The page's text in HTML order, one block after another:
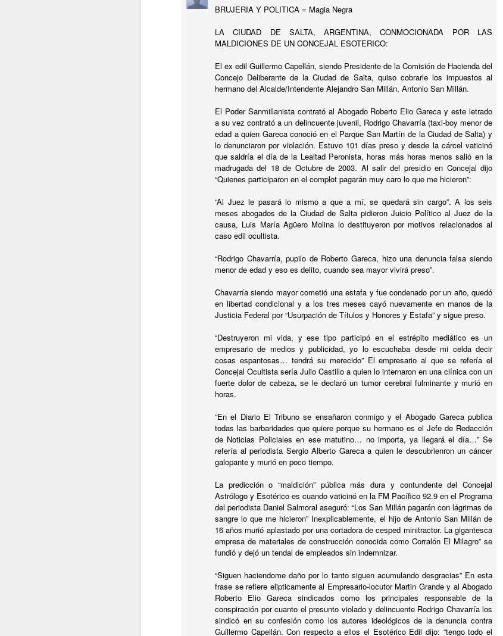
BRUJERIA Y POLITICA = Magia Negra
LA CIUDAD DE SALTA, ARGENTINA, CONMOCIONADA POR LAS
MALDICIONES DE UN CONCEJAL ESOTERICO:
El ex edil Guillermo Capellán, siendo Presidente de la Comisión de Hacienda del
Concejo Deliberante de la Ciudad de Salta, quiso cobrarle los impuestos al
hermano del Alcalde/Intendente Alejandro San Millán, Antonio San Millán.
El Poder Sanmillanista contrató al Abogado Roberto Elio Gareca y este letrado
a su vez contrató a un delincuente juvenil, Rodrigo Chavarría (taxi-boy menor de
edad a quien Gareca conoció en el Parque San Martín de la Ciudad de Salta) y
lo denunciaron por violación. Estuvo 101 días preso y desde la cárcel vaticinó
que saldría el día de la Lealtad Peronista, horas más horas menos salió en la
madrugada del 18 de Octubre de 2003. Al salir del presidio en Concejal dijo
“Quienes participaron en el complot pagarán muy caro lo que me hicieron”:
“Al Juez le pasará lo mismo a que a mí, se quedará sin cargo”. A los seis
meses abogados de la Ciudad de Salta pidieron Juicio Político al Juez de la
causa, Luis María Agüero Molina lo destituyeron por motivos relacionados al
caso edil ocultista.
“Rodrigo Chavarría, pupilo de Roberto Gareca, hizo una denuncia falsa siendo
menor de edad y eso es delito, cuando sea mayor vivirá preso”.
Chavarría siendo mayor cometió una estafa y fue condenado por un año, quedó
en libertad condicional y a los tres meses cayó nuevamente en manos de la
Justicia Federal por “Usurpación de Títulos y Honores y Estafa” y sigue preso.
“Destruyeron mi vida, y ese tipo participó en el estrépito mediático es un
empresario de medios y publicidad, yo lo escuchaba desde mi celda decir
cosas espantosas… tendrá su merecido” El empresario al que se refería el
Concejal Ocultista sería Julio Castillo a quien lo internaron en una clínica con un
fuerte dolor de cabeza, se le declaró un tumor cerebral fulminante y murió en
horas.
“En el Diario El Tribuno se ensañaron conmigo y el Abogado Gareca publica
todas las barbaridades que quiere porque su hermano es el Jefe de Redacción
de Noticias Policiales en ese matutino… no importa, ya llegará el día…” Se
refería al periodista Sergio Alberto Gareca a quien le descubrienron un cáncer
galopante y murió en poco tiempo.
La predicción o “maldición” pública más dura y contundente del Concejal
Astrólogo y Esotérico es cuando vaticinó en la FM Pacífico 92.9 en el Programa
del periodista Daniel Salmoral aseguró: “Los San Millán pagarán con lágrimas de
sangre lo que me hicieron” Inexplicablemente, el hijo de Antonio San Millán de
16 años murió aplastado por una cortadora de cesped minitractor. La gigantesca
empresa de materiales de construcción conocida como Corralón El Milagro” se
fundió y dejó un tendal de empleados sin indemnizar.
“Siguen haciendome daño por lo tanto siguen acumulando desgracias” En esta
frase se refiere elipticamente al Empresario-locutor Martin Grande y al Abogado
Roberto Elio Gareca sindicados como los principales responsable de la
conspiración por cuanto el presunto violado y delincuente Rodrigo Chavarría los
sindicó en su confesión como los autores ideológicos de la denuncia contra
Guillermo Capellán. Con respecto a ellos el Esotérico Edil dijo: “tengo todo el
Monumentos hay para TODOS LOS GUSTOS, pero vos sabías QUE
EXISTE EL MONUMENTO AL CHORIPÁN ? NO? TE CUENTO DONDE
ESTÁ EL MONUMENTO Y TE MUESTRO FOTOS !! BUEN
PROVECHO !
JUL
12
Hotel Concordia, donde el FANTASMA DE GARDEL
AÚN VIVE !
Hotel Concordia, donde el FANTASMA DE GARDEL AÚN VIVE !
Hay un hotel en la ciudad de SALTO, República Oriental del Uruguay,
donde el FANTASMA DE CARLOS GARDEL SIGUE DEAMBULANDO.
JUL
5
El dia que...MIKE TYSON QUISO PELEAR CON UN
GORILA.
COMO y POR QUÉ SE LE OCURRIÓ ESA LOCURA A TYSON ? Dejá
tu comentario opinando quien hubiese ganado. TE LO CUENTO EN EL
VIDEO.
JUL
5
¿Por qué CHESPIRITO no fue al VELORIO ni al
SEPELIO de DON RAMÓN?
¿Por qué CHESPIRITO no fue al VELORIO ni al SEPELIO de DON
Muchas cosas se dicen al respecto, PERO LA VERDAD ES UNA
SOLA y te la cuento en el video. NO TODO ERAN ROSAS en LA
VECINDAD DEL CHAVO, Hay quienes dicen que el principio del fin del
programa fue causado por Florinda Meza, la YOKO ONO de ROBERTO
GOMEZ BOLAÑOS.
JUL
5
ENCONTRÉ MEDALLA DEL EXORCISTA de SAN
BENITO 😵 !!
ENCONTRÉ MEDALLA DEL EXORCISTA de SAN BENITO !!
DETECTANDO METALES EN LA PLAYA encontré enterrada en la
arena LA PODEROSA MEDALLA DE SAN BENITO, la misma que se
usa EN LOS EXORCISMOS para EXPULSAR AL DEMONIO del cuerpo
que fue poseído por el MALIGNO.
JUL
5
La casa EMBRUJAD de Chespirito. EL FANTASMA